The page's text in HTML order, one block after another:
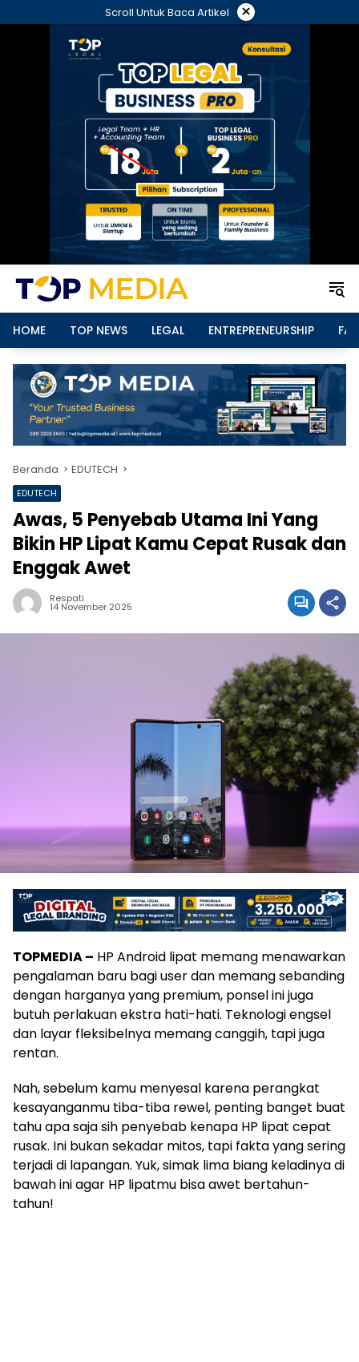
ke
Scroll Untuk Baca Artikel ×
HOME TOP NEWS LEGAL ENTREPRENEURSHIP
Beranda EDUTECH
EDUTECH
Awas, 5 Penyebab Utama Ini Yang
Bikin HP Lipat Kamu Cepat Rusak dan
Enggak Awet
Respati
14 November 2025
TOPMEDIA – HP Android lipat memang menawarkan
pengalaman baru bagi user dan memang sebanding
dengan harganya yang premium, ponsel ini juga
butuh perlakuan ekstra hati-hati. Teknologi engsel
dan layar fleksibelnya memang canggih, tapi juga
rentan.
Nah, sebelum kamu menyesal karena perangkat
kesayanganmu tiba-tiba rewel, penting banget buat
tahu apa saja sih penyebab kenapa HP lipat cepat
rusak. Ini bukan sekadar mitos, tapi fakta yang sering
terjadi di lapangan. Yuk, simak lima biang keladinya di
bawah ini agar HP lipatmu bisa awet bertahun-
tahun!